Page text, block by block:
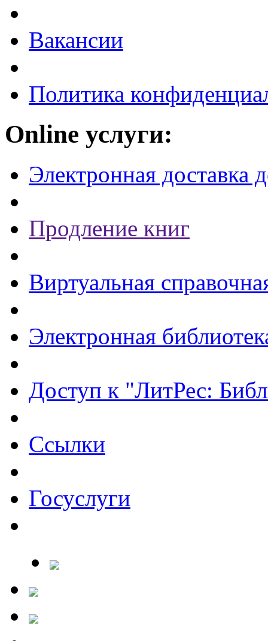
Вакансии
Политика
Online услуги:
Электронная доставка
Продление книг
Виртуальная
Электронная
Доступ к "ЛитРес:
Ссылки
Госуслуги